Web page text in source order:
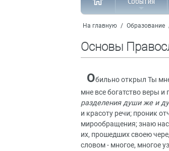
На главную / Образование
Основы
Обильно открыл Ты
мне все богатство веры
разделения души же и
и красоту речи; проник
мирообращения; знаю
их, прошедших своею
словом - многое, многое